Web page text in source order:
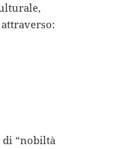
attraverso:
di “nobiltà